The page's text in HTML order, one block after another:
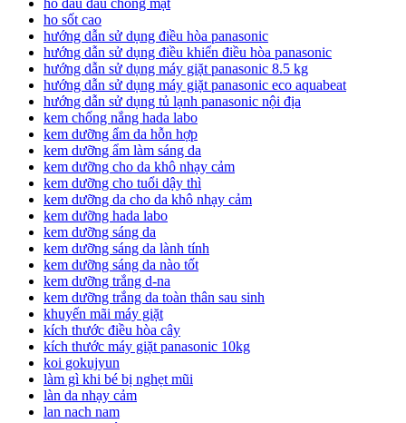
ho sốt cao
hướng dẫn sử dụng điều hòa panasonic
hướng dẫn sử dụng điều khiển điều hòa panasonic
hướng dẫn sử dụng máy giặt panasonic 8.5 kg
hướng dẫn sử dụng máy giặt panasonic eco aquabeat
hướng dẫn sử dụng tủ lạnh panasonic nội địa
kem chống nắng hada labo
kem dưỡng ẩm da hỗn hợp
kem dưỡng ẩm làm sáng da
kem dưỡng cho da khô nhạy cảm
kem dưỡng cho tuổi dậy thì
kem dưỡng da cho da khô nhạy cảm
kem dưỡng hada labo
kem dưỡng sáng da
kem dưỡng sáng da lành tính
kem dưỡng sáng da nào tốt
kem dưỡng trắng d-na
kem dưỡng trắng da toàn thân sau sinh
khuyến mãi máy giặt
kích thước điều hòa cây
kích thước máy giặt panasonic 10kg
koi gokujyun
làm gì khi bé bị nghẹt mũi
làn da nhạy cảm
lan nach nam